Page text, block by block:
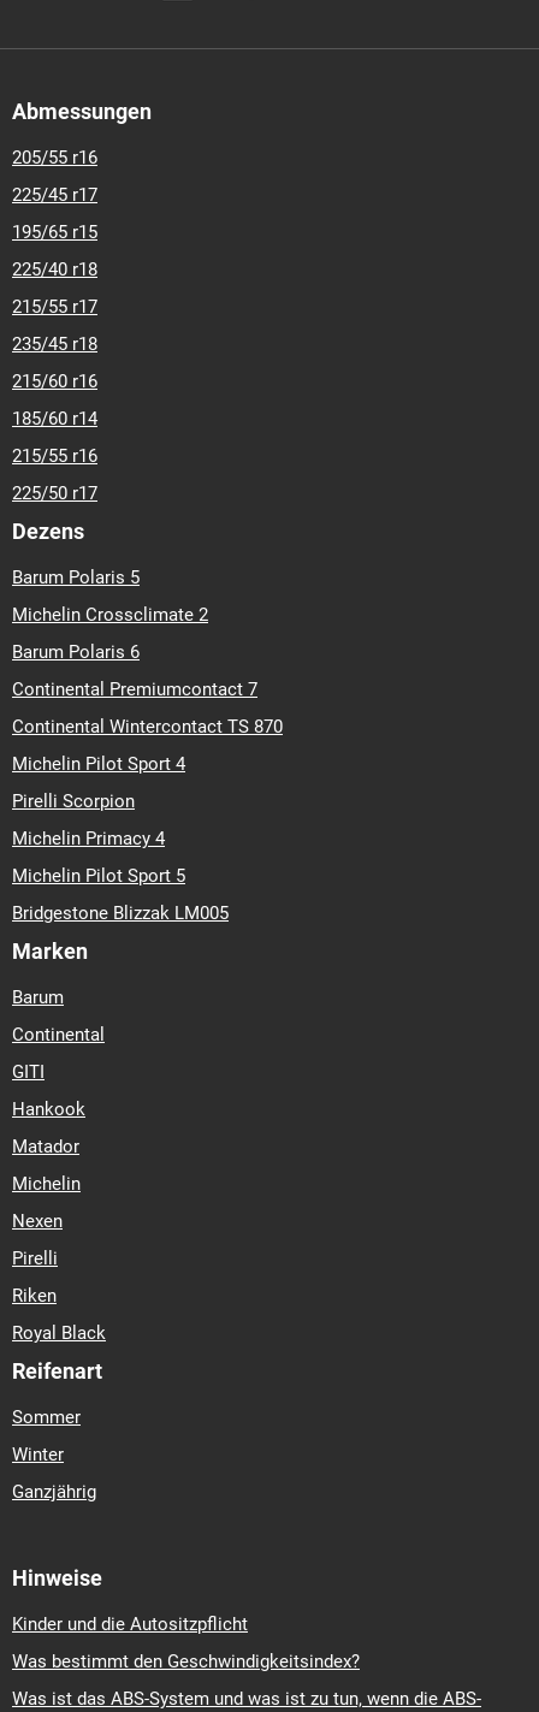
Abmessungen
205/55 r16
225/45 r17
195/65 r15
225/40 r18
215/55 r17
235/45 r18
215/60 r16
185/60 r14
215/55 r16
225/50 r17
Dezens
Barum Polaris 5
Michelin Crossclimate 2
Barum Polaris 6
Continental Premiumcontact 7
Continental Wintercontact TS 870
Michelin Pilot Sport 4
Pirelli Scorpion
Michelin Primacy 4
Michelin Pilot Sport 5
Bridgestone Blizzak LM005
Marken
Barum
Continental
GITI
Hankook
Matador
Michelin
Nexen
Pirelli
Riken
Royal Black
Reifenart
Sommer
Winter
Ganzjährig
Hinweise
Kinder und die Autositzpflicht
Was bestimmt den Geschwindigkeitsindex?
Was ist das ABS-System und was ist zu tun, wenn die ABS-